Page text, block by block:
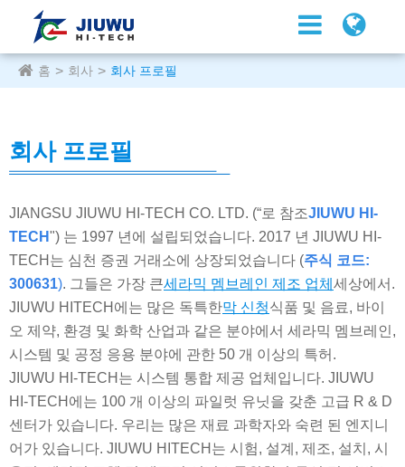
홈 회사 회사 프로필
회사 프로필
JIANGSU JIUWU HI-TECH CO. LTD. (“로 참조JIUWU HI-
TECH") 는 1997 년에 설립되었습니다. 2017 년 JIUWU HI-
TECH는 심천 증권 거래소에 상장되었습니다 (주식 코드:
300631). 그들은 가장 큰세라믹 멤브레인 제조 업체 세상에서.
JIUWU HITECH에는 많은 독특한막 신청식품 및 음료, 바이
오 제약, 환경 및 화학 산업과 같은 분야에서 세라믹 멤브레인,
시스템 및 공정 응용 분야에 관한 50 개 이상의 특허.
JIUWU HI-TECH는 시스템 통합 제공 업체입니다. JIUWU
HI-TECH에는 100 개 이상의 파일럿 유닛을 갖춘 고급 R & D
센터가 있습니다. 우리는 많은 재료 과학자와 숙련 된 엔지니
어가 있습니다. JIUWU HITECH는 시험, 설계, 제조, 설치, 시